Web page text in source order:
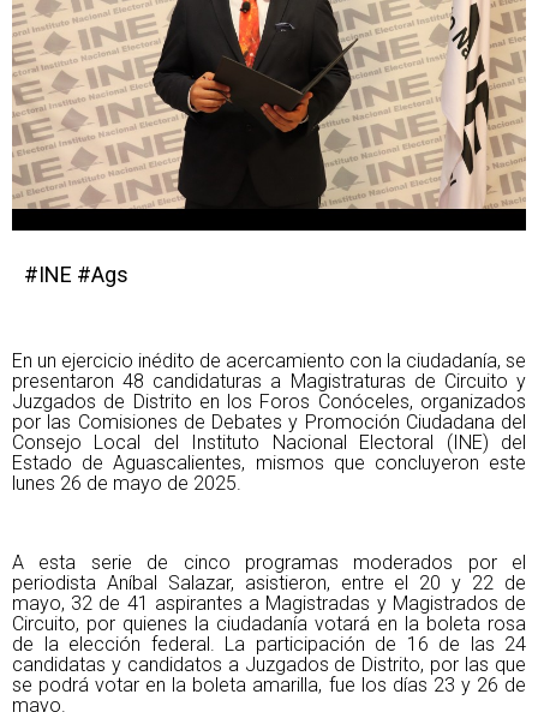
#INE #Ags
En un ejercicio inédito de acercamiento con la ciudadanía, se
presentaron 48 candidaturas a Magistraturas de Circuito y
Juzgados de Distrito en los Foros Conóceles, organizados
por las Comisiones de Debates y Promoción Ciudadana del
Consejo Local del Instituto Nacional Electoral (INE) del
Estado de Aguascalientes, mismos que concluyeron este
lunes 26 de mayo de 2025.
A esta serie de cinco programas moderados por el
periodista Aníbal Salazar, asistieron, entre el 20 y 22 de
mayo, 32 de 41 aspirantes a Magistradas y Magistrados de
Circuito, por quienes la ciudadanía votará en la boleta rosa
de la elección federal. La participación de 16 de las 24
candidatas y candidatos a Juzgados de Distrito, por las que
se podrá votar en la boleta amarilla, fue los días 23 y 26 de
mayo.